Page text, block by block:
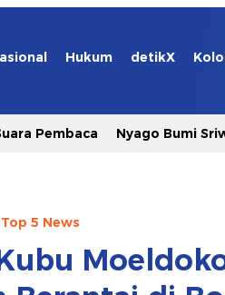
Hukum detikX
Pembaca Nyago Bumi
Top 5 News